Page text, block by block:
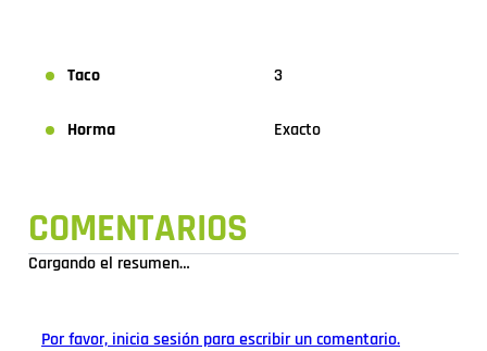
Taco 3
Horma Exacto
COMENTARIOS
Cargando el resumen…
Por favor, inicia sesión para escribir un comentario.